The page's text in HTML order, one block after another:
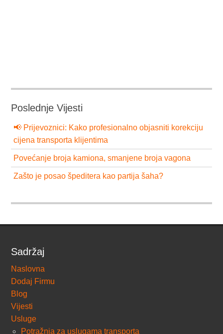
Poslednje Vijesti
📢 Prijevoznici: Kako profesionalno objasniti korekciju
cijena transporta klijentima
Povećanje broja kamiona, smanjene broja vagona
Zašto je posao špeditera kao partija šaha?
Sadržaj
Naslovna
Dodaj Firmu
Blog
Vijesti
Usluge
Potražnja za uslugama transporta